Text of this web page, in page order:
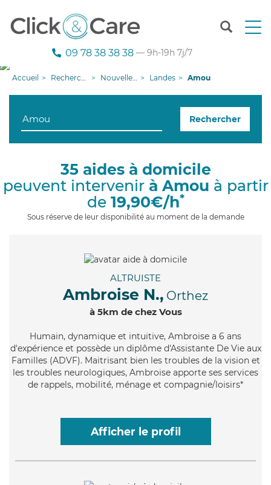
T
n
g
i
09 78 38 38 38 — 9h-19h 7j/7
Accueil Recherche aide à domicile Nouvelle-Aquitaine Landes Amou
Rechercher
35 aides à domicile
peuvent intervenir à Amou à partir
de 19,90€/h*
Sous réserve de leur disponibilité au moment de la demande
ALTRUISTE
Ambroise N., Orthez
à 5km de chez Vous
Humain, dynamique et intuitive, Ambroise a 6 ans
d'expérience et possède un diplôme d'Assistante De Vie aux
Familles (ADVF). Maitrisant bien les troubles de la vision et
les troubles neurologiques, Ambroise apporte ses services
de rappels, mobilité, ménage et compagnie/loisirs*
Afficher le profil